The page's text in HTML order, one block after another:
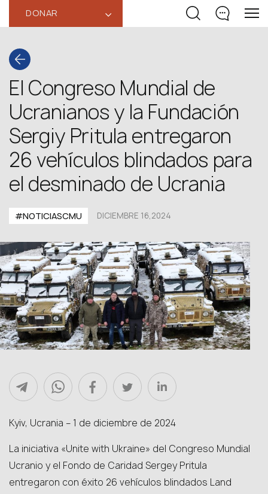
DONAR ‹
El Congreso Mundial de
Ucranianos y la Fundación
Sergiy Pritula entregaron
26 vehículos blindados para
el desminado de Ucrania
#NOTICIASCMU DICIEMBRE 16,2024
Kyiv, Ucrania – 1 de diciembre de 2024
La iniciativa «Unite with Ukraine» del Congreso Mundial
Ucranio y el Fondo de Caridad Sergey Pritula
entregaron con éxito 26 vehículos blindados Land